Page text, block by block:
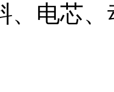
、电芯